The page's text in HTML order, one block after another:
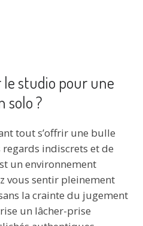
studio pour une
solo ?
tout s’offrir une bulle
indiscrets et de
un environnement
vous sentir pleinement
la crainte du jugement
un lâcher-prise